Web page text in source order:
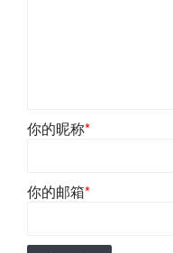
你的昵称*
你的邮箱*